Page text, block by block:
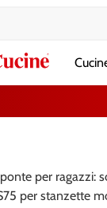
Veneta
per ragazzi:
per stanzette